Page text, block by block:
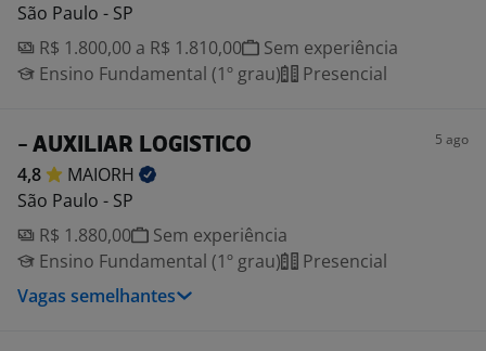
São Paulo - SP
R$ 1.800,00 a R$ 1.810,00
Sem experiência
Ensino Fundamental (1º grau)
Presencial
- AUXILIAR LOGISTICO 5 ago
4,8
MAIORH
São Paulo - SP
R$ 1.880,00
Sem experiência
Ensino Fundamental (1º grau)
Presencial
Vagas semelhantes